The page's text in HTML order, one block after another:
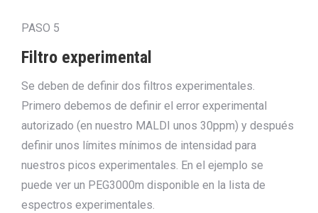
PASO 5
Filtro experimental
Se deben de definir dos filtros experimentales.
Primero debemos de definir el error experimental
autorizado (en nuestro MALDI unos 30ppm) y después
definir unos límites mínimos de intensidad para
nuestros picos experimentales. En el ejemplo se
puede ver un PEG3000m disponible en la lista de
espectros experimentales.